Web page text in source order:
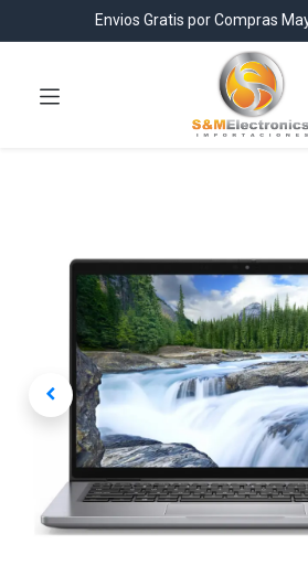
Envios Gratis por Compras